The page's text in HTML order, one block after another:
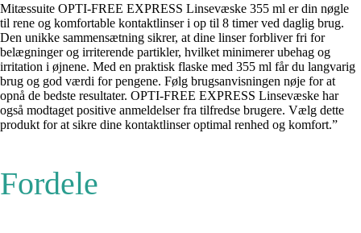
Mitæssuite OPTI-FREE EXPRESS Linsevæske 355 ml er din nøgle
til rene og komfortable kontaktlinser i op til 8 timer ved daglig brug.
Den unikke sammensætning sikrer, at dine linser forbliver fri for
belægninger og irriterende partikler, hvilket minimerer ubehag og
irritation i øjnene. Med en praktisk flaske med 355 ml får du langvarig
brug og god værdi for pengene. Følg brugsanvisningen nøje for at
opnå de bedste resultater. OPTI-FREE EXPRESS Linsevæske har
også modtaget positive anmeldelser fra tilfredse brugere. Vælg dette
produkt for at sikre dine kontaktlinser optimal renhed og komfort.”
Fordele